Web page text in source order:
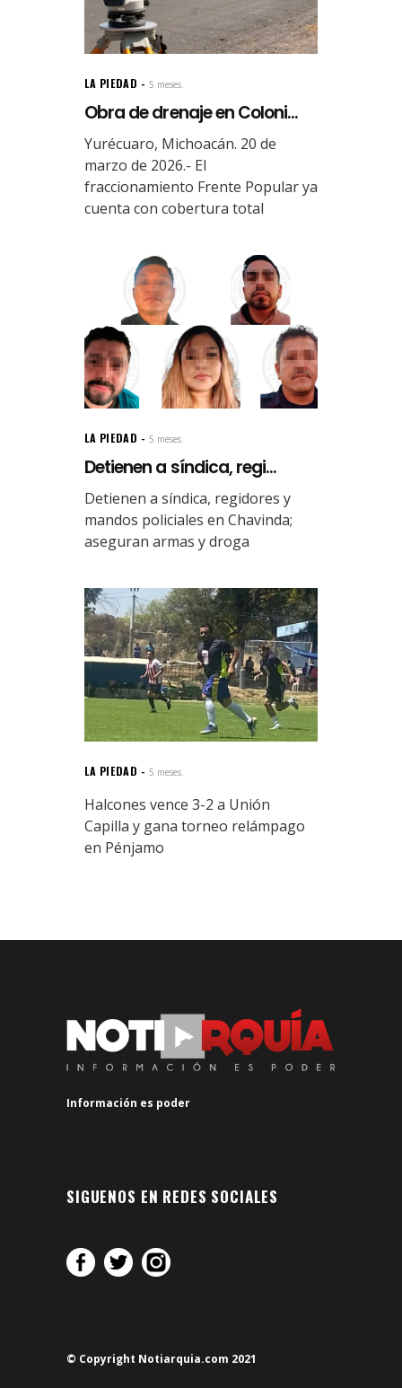
LA PIEDAD 5 meses.
Obra de drenaje en Coloni...
Yurécuaro, Michoacán. 20 de
marzo de 2026.- El
fraccionamiento Frente Popular ya
cuenta con cobertura total
LA PIEDAD 5 meses.
Detienen a síndica, regi...
Detienen a síndica, regidores y
mandos policiales en Chavinda;
aseguran armas y droga
LA PIEDAD 5 meses.
Halcones vence 3-2 a Unión
Capilla y gana torneo relámpago
en Pénjamo
Información es poder
SIGUENOS EN REDES SOCIALES
© Copyright Notiarquia.com 2021